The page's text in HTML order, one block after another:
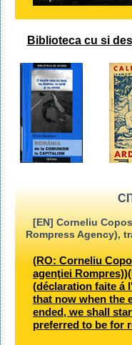
Biblioteca cu si
[EN] Corneliu
Rompress Agency),
(RO: Corneliu
agenţiei
(déclaration faite á
that now when the
ended, we shall
preferred to be for